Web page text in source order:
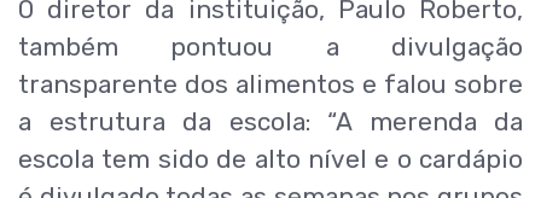
O diretor da instituição, Paulo Roberto,
também pontuou a divulgação
transparente dos alimentos e falou sobre
a estrutura da escola: “A merenda da
escola tem sido de alto nível e o cardápio